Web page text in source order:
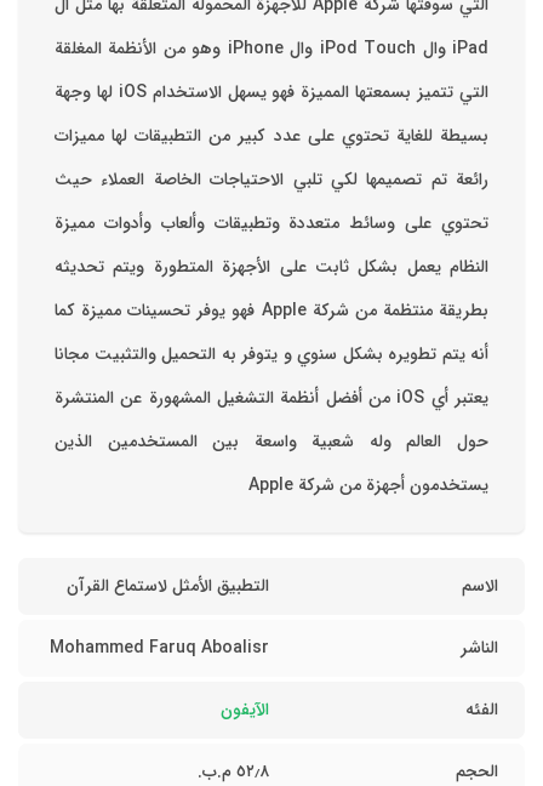
iPad وال iPod Touch وال iPhone وهو من الأنظمة المغلقة
التي تتميز بسمعتها المميزة فهو يسهل الاستخدام ‏iOS لها وجهة
بسيطة للغاية تحتوي على عدد كبير من التطبيقات لها مميزات
رائعة تم تصميمها لكي تلبي الاحتياجات الخاصة العملاء حيث
تحتوي على وسائط متعددة وتطبيقات وألعاب وأدوات مميزة
‏النظام يعمل بشكل ثابت على الأجهزة المتطورة ويتم تحديثه
بطريقة منتظمة من شركة Apple فهو يوفر تحسينات مميزة كما
أنه يتم تطويره بشكل سنوي و يتوفر به التحميل والتثبيت مجانا
‏يعتبر أي iOS من أفضل أنظمة التشغيل المشهورة عن المنتشرة
حول العالم وله شعبية واسعة بين المستخدمين الذين
يستخدمون أجهزة من شركة Apple
الاسم التطبيق الأمثل لاستماع القرآ‪ن‬
الناشر Mohammed Faruq Aboalisr
الفئه الآيفون
الحجم ٥٢٫٨ م.ب.